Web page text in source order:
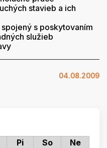
stavieb a ich
s poskytovaním
služieb
04.08.2009
Pi So Ne